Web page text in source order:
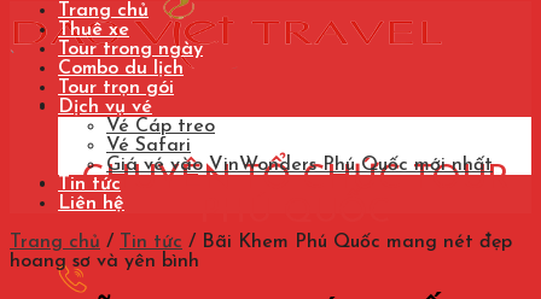
CHUYÊN TỔ CHỨC TOUR
Trang chủ
Thuê xe
Tour trong ngày
Combo du lịch
Tour trọn gói
Dịch vụ vé
Vé Cáp treo
Vé Safari
Giá vé vào VinWonders Phú Quốc mới nhất
Tin tức
Liên hệ
Trang chủ / Tin tức / Bãi Khem Phú Quốc mang nét đẹp
hoang sơ và yên bình